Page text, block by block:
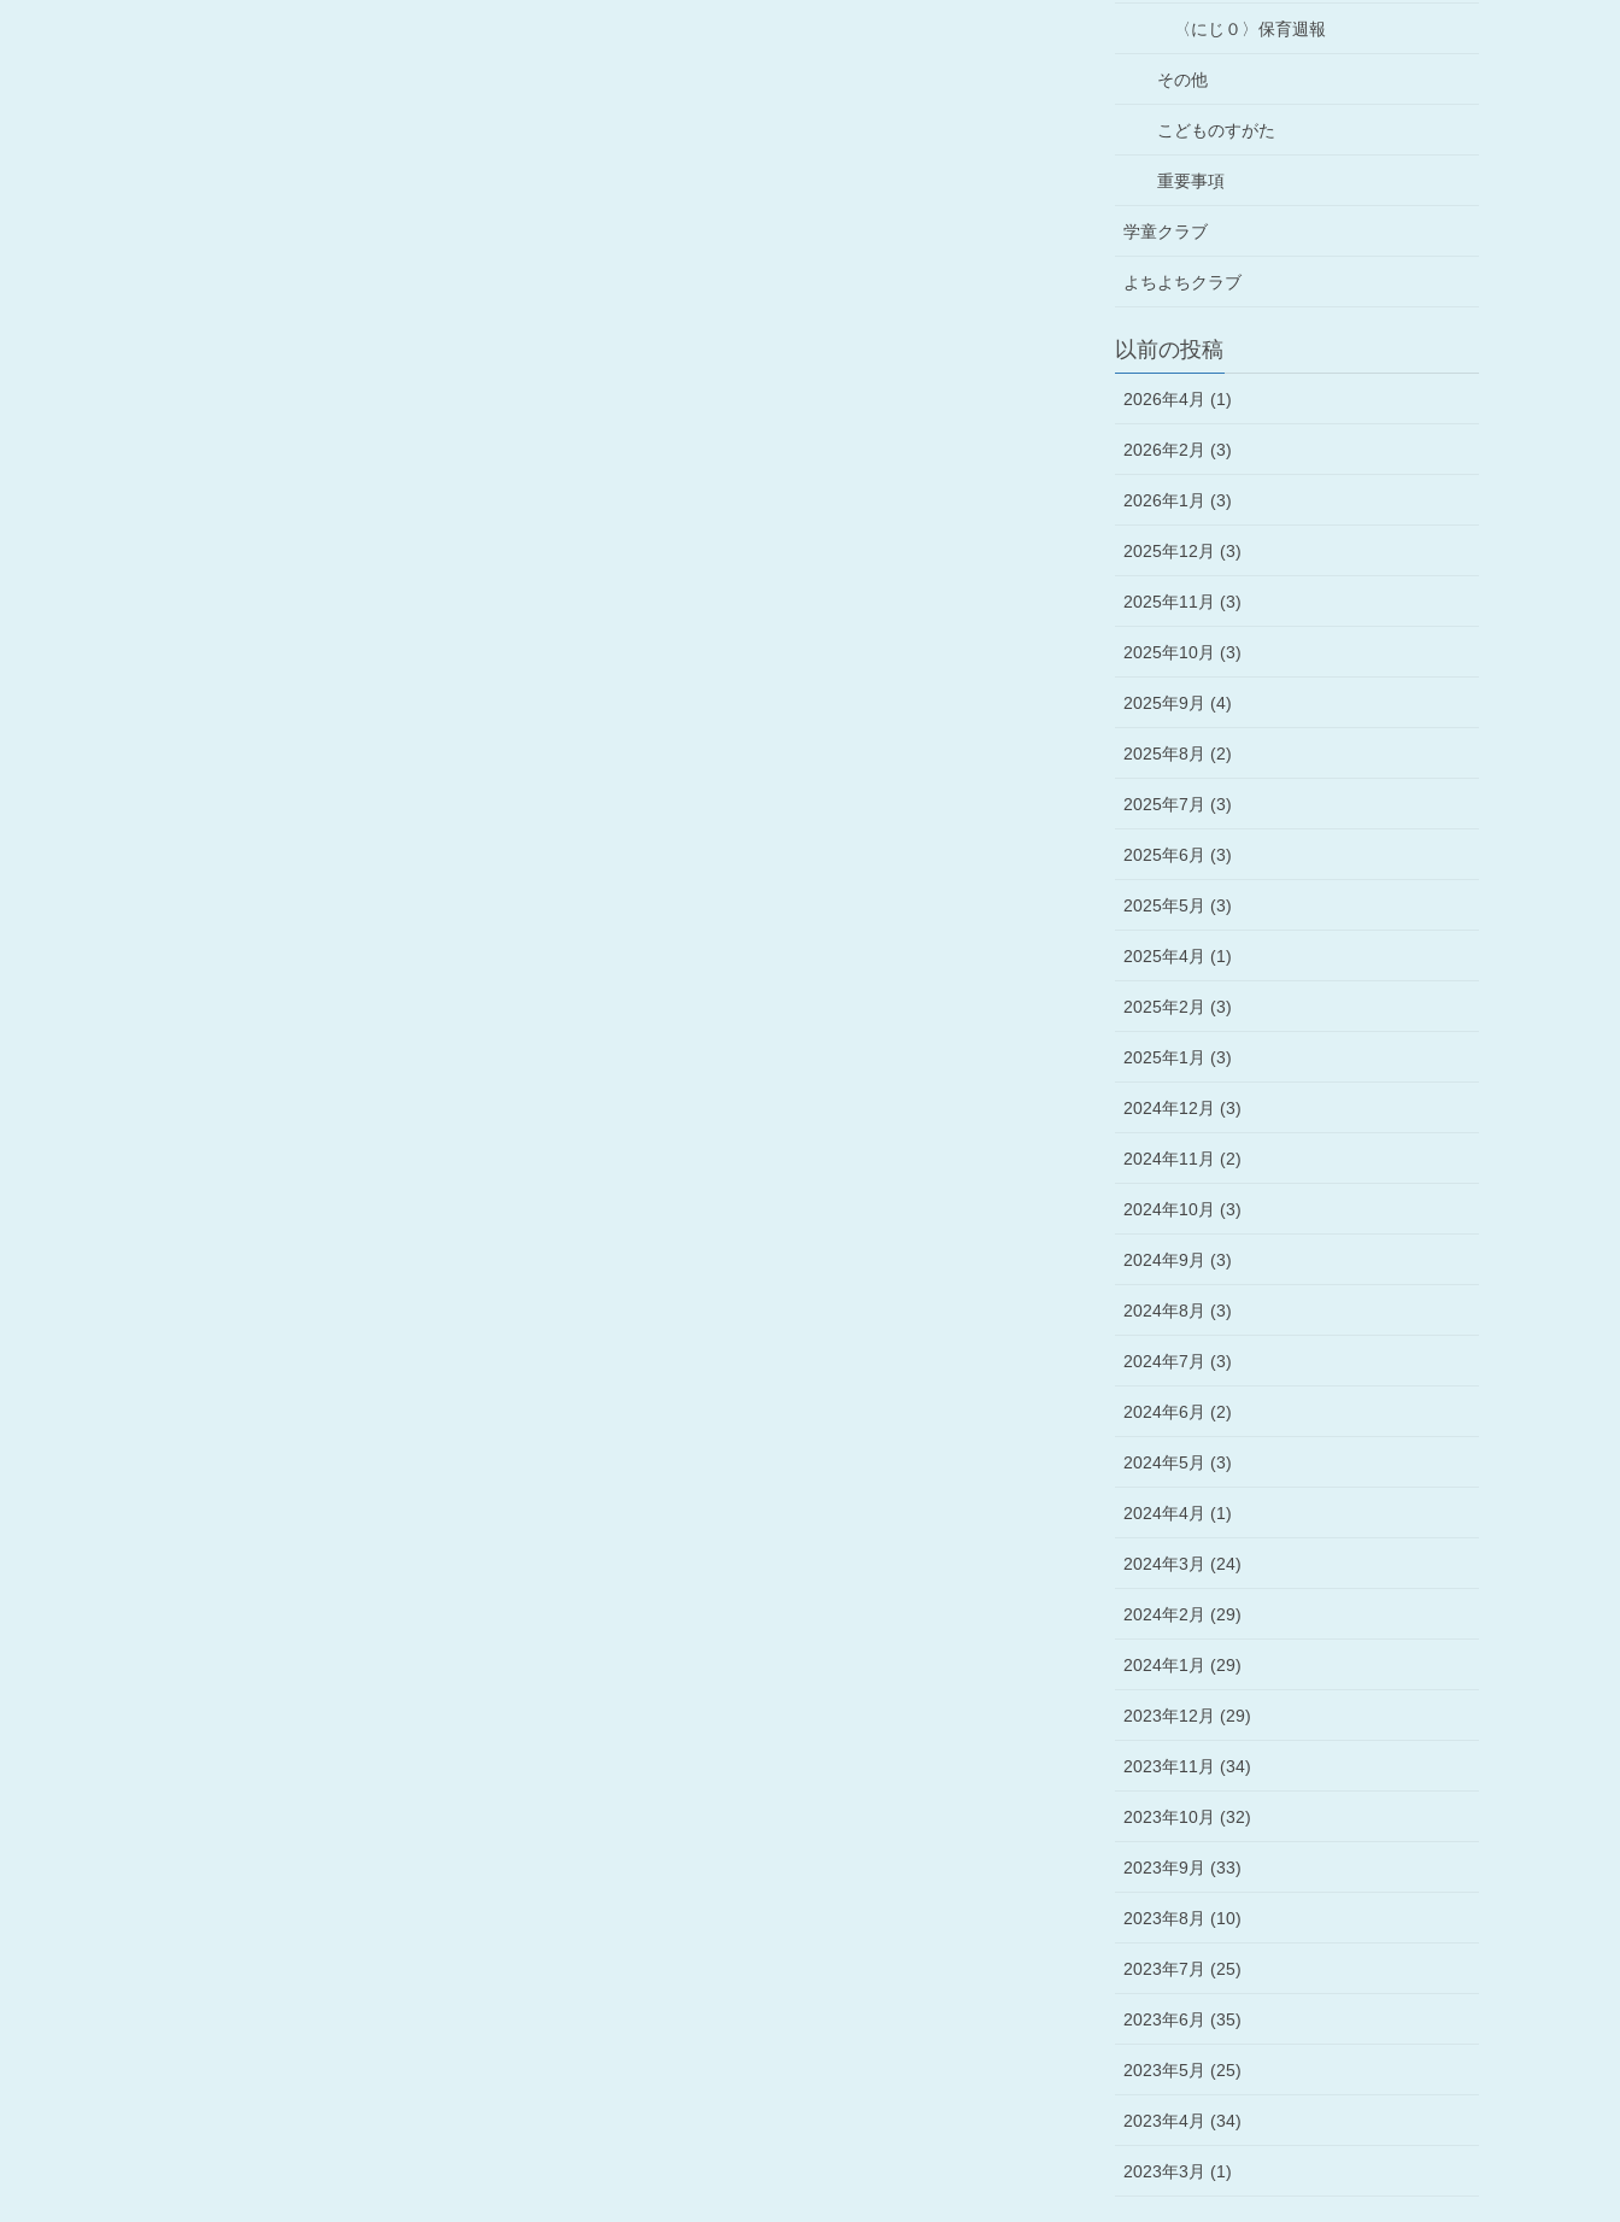
〈にじ０〉保育週報
その他
こどものすがた
重要事項
学童クラブ
よちよちクラブ
以前の投稿
2026年4月 (1)
2026年2月 (3)
2026年1月 (3)
2025年12月 (3)
2025年11月 (3)
2025年10月 (3)
2025年9月 (4)
2025年8月 (2)
2025年7月 (3)
2025年6月 (3)
2025年5月 (3)
2025年4月 (1)
2025年2月 (3)
2025年1月 (3)
2024年12月 (3)
2024年11月 (2)
2024年10月 (3)
2024年9月 (3)
2024年8月 (3)
2024年7月 (3)
2024年6月 (2)
2024年5月 (3)
2024年4月 (1)
2024年3月 (24)
2024年2月 (29)
2024年1月 (29)
2023年12月 (29)
2023年11月 (34)
2023年10月 (32)
2023年9月 (33)
2023年8月 (10)
2023年7月 (25)
2023年6月 (35)
2023年5月 (25)
2023年4月 (34)
2023年3月 (1)